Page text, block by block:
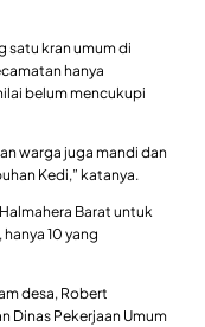
satu kran umum di
hanya
belum mencukupi
warga juga mandi dan
Kedi,” katanya.
Barat untuk
10 yang
desa, Robert
Dinas Pekerjaan Umum